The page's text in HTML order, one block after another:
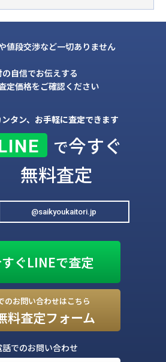
値段交渉など一切ありません
自信でお伝えする
定価格をご確認ください
ンタン、お手軽に査定できます
で今すぐ
無料査定
@saikyoukaitori.jp
ぐLINEで査定
のお問い合わせはこちら
料査定フォーム
話でのお問い合わせ